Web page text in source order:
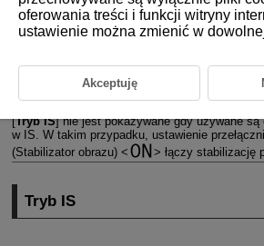
Tryb IS
Dostępny w aparacie tryb IS i stabilizacji
drgania aparatu podczas nagrywania filmów.
[Tryb IS] nie jest pokazywane gdy używane
w IS. W takim przypadku, ustawienie
(Stabilizator obrazu)
łączy stabilizację
Tryb IS
oferowania treści i funkcji witryny
ustawienie można zmienić w
Akceptuję